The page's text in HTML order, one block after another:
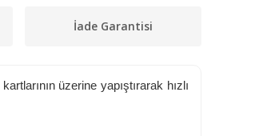
İade Garantisi
üzerine yapıştırarak hızlı